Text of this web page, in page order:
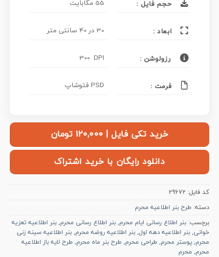
حجم فایل : 55 مگابایت
ابعاد : 30 در 40 سانتی متر
رزولوشن : 300 DPI
فرمت : PSD فتوشاپ
خرید تکی فایل | ۱۲۰,۰۰۰ تومان
دانلود رایگان با خرید اشتراک
کد فایل: 29672
دسته: طرح بنر اطلاعیه محرم
برچسب: بنر اطلاع رسانی ایام محرم, بنر اطلاع رسانی محرم, بنر اطلاعیه تعزیه
خوانی, بنر اطلاعیه دهه اول, بنر اطلاعیه روضه محرم, بنر اطلاعیه سینه زنی
محرم, پوستر محرم, طراحی محرم, طرح بنر ماه محرم, طرح لایه باز اطلاعیه
محرم, محرم